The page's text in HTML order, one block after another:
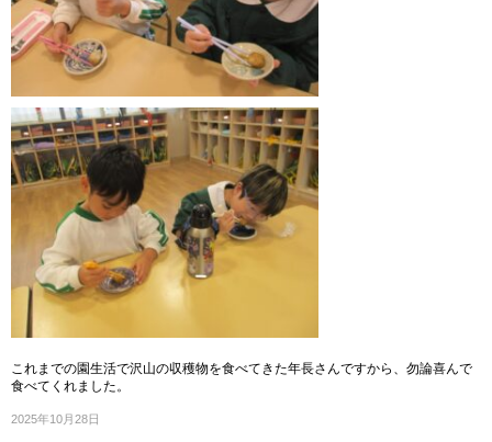
これまでの園生活で沢山の収穫物を食べてきた年長さんですから、勿論喜んで
食べてくれました。
2025年10月28日